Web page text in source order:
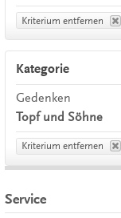
Kriterium entfernen
Kategorie
Gedenken
Topf und Söhne
Kriterium entfernen
Service